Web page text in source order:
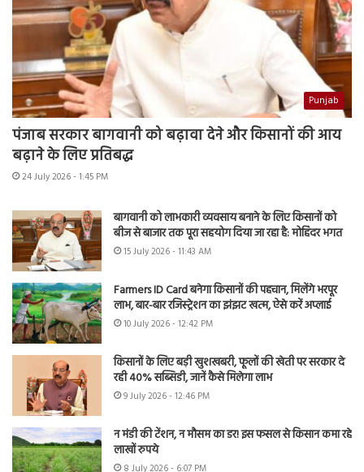
Punjab
पंजाब सरकार बागवानी को बढ़ावा देने और किसानों की आय
बढ़ाने के लिए प्रतिबद्ध
24 July 2026 - 1:45 PM
बागवानी को लाभकारी व्यवसाय बनाने के लिए किसानों को
बीज से बाजार तक पूरा सहयोग दिया जा रहा है: मोहिंदर भगत
15 July 2026 - 11:43 AM
Farmers ID Card बनेगा किसानों की पहचान, मिलेंगे भरपूर
लाभ, बार-बार रजिस्ट्रेशन का झंझट खत्म, ऐसे करें अप्लाई
10 July 2026 - 12:42 PM
किसानों के लिए बड़ी खुशखबरी, फूलों की खेती पर सरकार दे
रही 40% सब्सिडी, जानें कैसे मिलेगा लाभ
9 July 2026 - 12:46 PM
न मंडी की टेंशन, न मौसम का डर! इस फसल से किसान कमा रहे
लाखों रुपये
8 July 2026 - 6:07 PM